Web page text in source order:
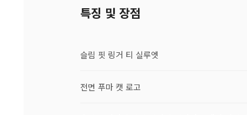
특징 및 장점
슬림 핏 링거 티 실루엣
전면 푸마 캣 로고